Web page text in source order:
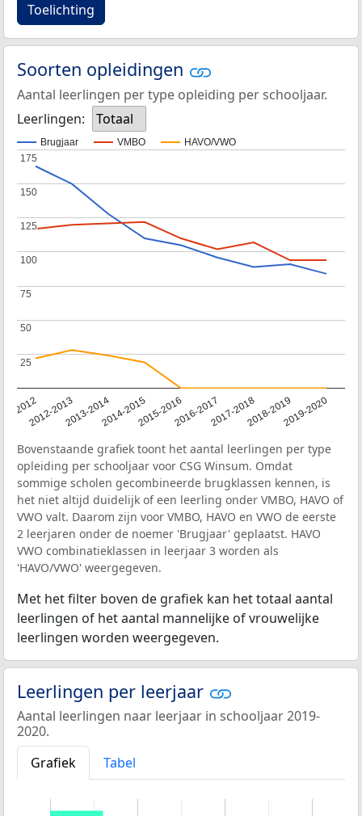
Toelichting
Soorten opleidingen
Aantal leerlingen per type opleiding per schooljaar.
Leerlingen:
Totaal
Brugjaar VMBO HAVO/VWO
20122012-20132013-20142014-20152015-20162016-20172017-20182018-20192019-2020
25
25
50
50
75
75
100
100
125
125
150
150
175
175
Bovenstaande grafiek toont het aantal leerlingen per type
opleiding per schooljaar voor CSG Winsum. Omdat
sommige scholen gecombineerde brugklassen kennen, is
het niet altijd duidelijk of een leerling onder VMBO, HAVO of
VWO valt. Daarom zijn voor VMBO, HAVO en VWO de eerste
2 leerjaren onder de noemer 'Brugjaar' geplaatst. HAVO
VWO combinatieklassen in leerjaar 3 worden als
'HAVO/VWO' weergegeven.
Met het filter boven de grafiek kan het totaal aantal
leerlingen of het aantal mannelijke of vrouwelijke
leerlingen worden weergegeven.
Leerlingen per leerjaar
Aantal leerlingen naar leerjaar in schooljaar 2019-
2020.
Grafiek
Tabel